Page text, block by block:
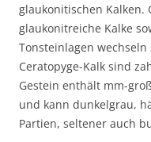
glaukonitischen Kalken.
glaukonitreiche Kalke
Tonsteinlagen wechseln
Ceratopyge-Kalk sind
Gestein enthält mm-
und kann dunkelgrau,
Partien, seltener auch